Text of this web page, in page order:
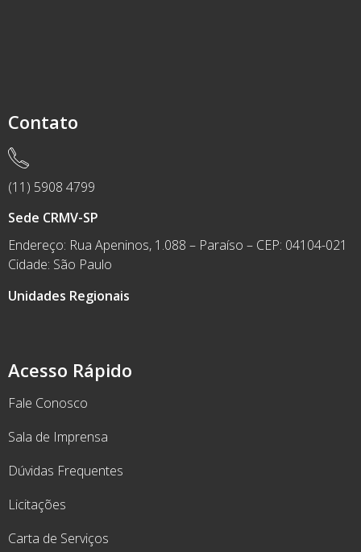
Acesso Rápido
Fale Conosco
Sala de Imprensa
Dúvidas Frequentes
Licitações
Carta de Serviços
Contato
(11) 5908 4799
Sede CRMV-SP
Endereço: Rua Apeninos, 1.088 – Paraíso – CEP: 04104-021
Cidade: São Paulo
Unidades Regionais